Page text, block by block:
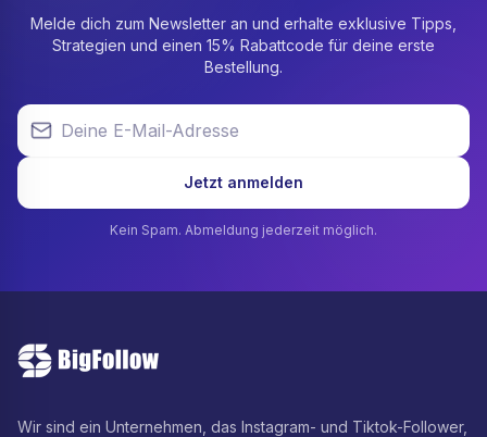
Melde dich zum Newsletter an und erhalte exklusive Tipps,
Strategien und einen 15% Rabattcode für deine erste
Bestellung.
Deine E-Mail-Adresse
Jetzt anmelden
Kein Spam. Abmeldung jederzeit möglich.
Wir sind ein Unternehmen, das Instagram- und Tiktok-Follower,